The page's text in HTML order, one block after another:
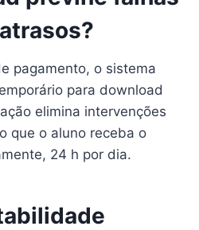
pagamento, o sistema
para download
elimina intervenções
que o aluno receba o
24 h por dia.